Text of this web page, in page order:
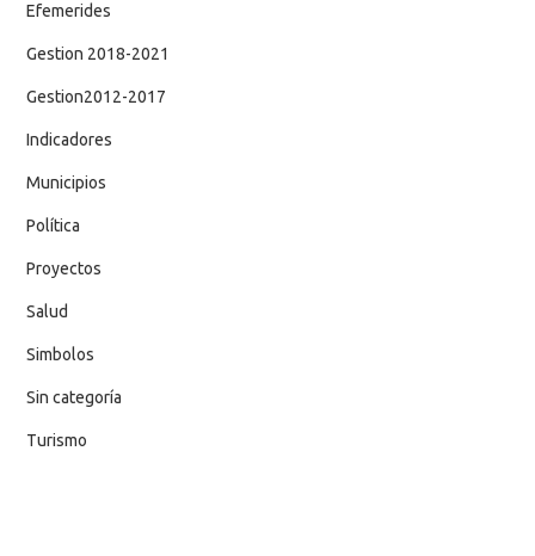
Efemerides
Gestion 2018-2021
Gestion2012-2017
Indicadores
Municipios
Política
Proyectos
Salud
Simbolos
Sin categoría
Turismo